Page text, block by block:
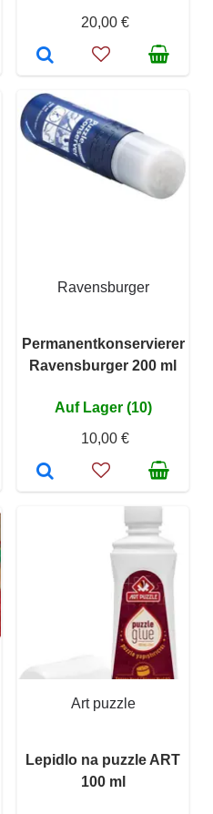
20,00 €
Ravensburger
Permanentkonservierer
Ravensburger 200 ml
Auf Lager (10)
10,00 €
Art puzzle
Lepidlo na puzzle ART
100 ml